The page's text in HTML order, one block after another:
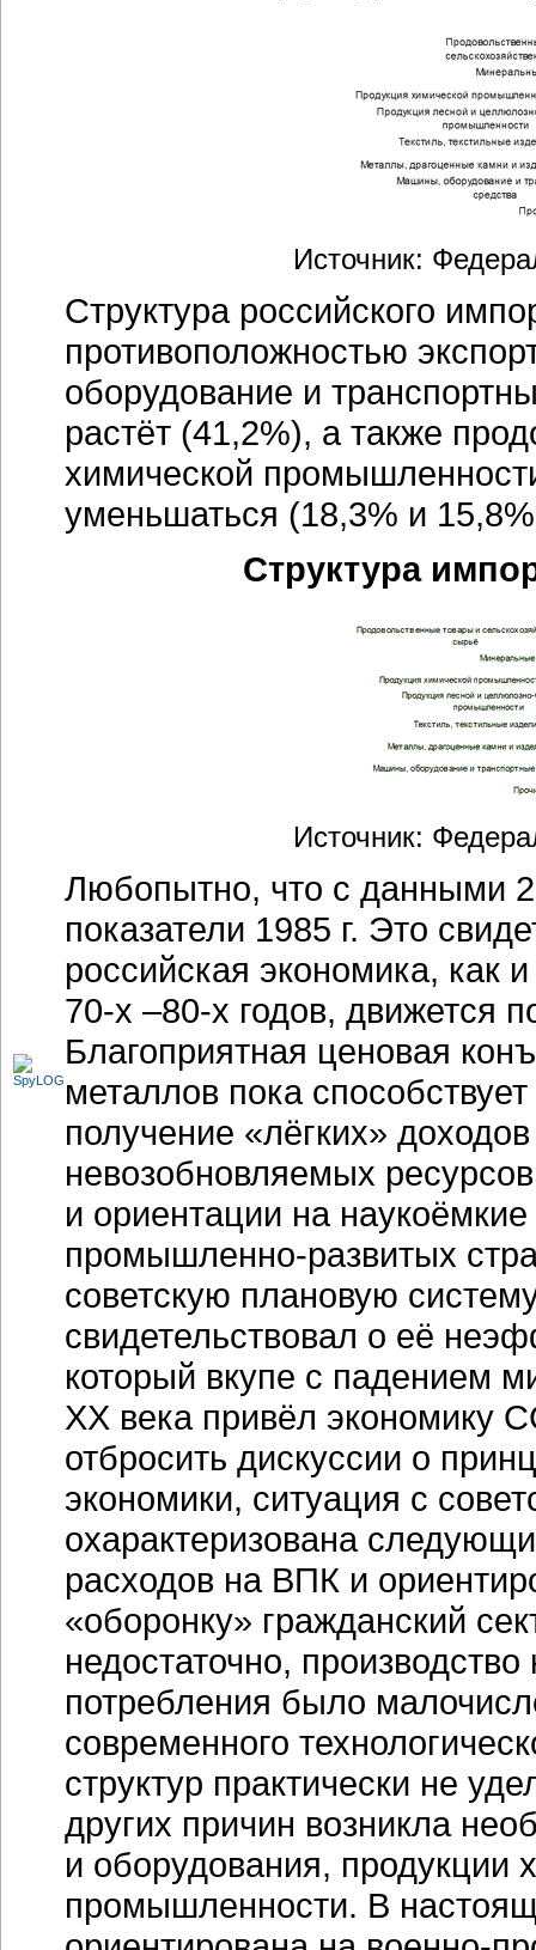
Источник:
Структура российского
противоположностью
оборудование и
растёт (41,2%), а также
химической
уменьшаться (18,3% и
Структура
Источник:
Любопытно, что с данными
показатели 1985 г. Это
российская экономика, как
70-х –80-х годов, движется
Благоприятная ценовая
металлов пока
получение «лёгких»
невозобновляемых
и ориентации на
промышленно-развитых
советскую плановую
свидетельствовал о её
который вкупе с падением
XX века привёл экономику
отбросить дискуссии о
экономики, ситуация с
охарактеризована
расходов на ВПК и
«оборонку» гражданский
недостаточно,
потребления было
современного
структур практически не
других причин возникла
и оборудования, продукции
промышленности. В